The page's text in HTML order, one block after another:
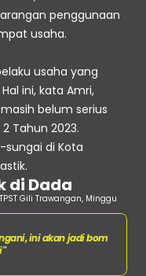
penggunaan
usaha.
usaha yang
ini, kata Amri,
belum serius
Tahun 2023.
sungai di Kota
di Dada
Gili Trawangan, Minggu
ini akan jadi bom